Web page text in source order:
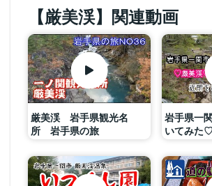
【厳美渓】関連動画
厳美渓 岩手県観光名
所 岩手県の旅
岩手県一
いてみた